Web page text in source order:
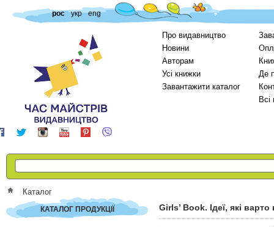
рос укр eng
Про видавництво
Новини
Авторам
Усі книжки
Завантажити каталог
Де
Каталог
КАТАЛОГ ПРОДУКЦІЇ Girls’ Book. Ідеї, які